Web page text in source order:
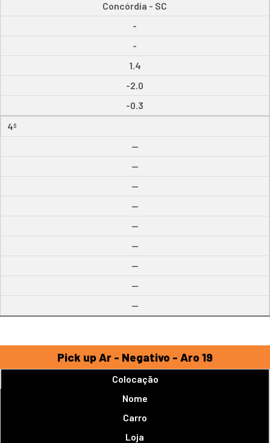
Concórdia - SC
-
-
1.4
-2.0
-0.3
4º
--
--
--
--
--
--
--
--
--
Pick up Ar - Negativo - Aro 19
Colocação
Nome
Carro
Loja